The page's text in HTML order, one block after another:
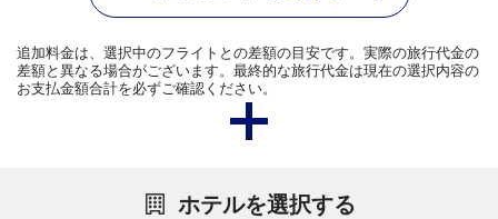
追加料金は、選択中のフライトとの差額の目安です。実際の旅行代金の
差額と異なる場合がございます。最終的な旅行代金は現在の選択内容の
お支払金額合計を必ずご確認ください。
ホテルを選択する